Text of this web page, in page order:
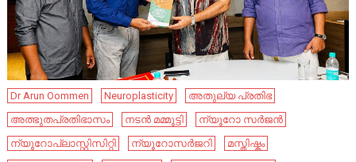
Dr Arun Oommen Neuroplasticity
അതുല്യ പ്രതിഭ
അത്ഭുതപ്രതിഭാസം
നടൻ മമ്മൂട്ടി
ന്യൂറോ സർജൻ
ന്യൂറോപ്ലാസ്റ്റിസിറ്റി
ന്യൂറോസർജറി
മസ്തിഷ്കം